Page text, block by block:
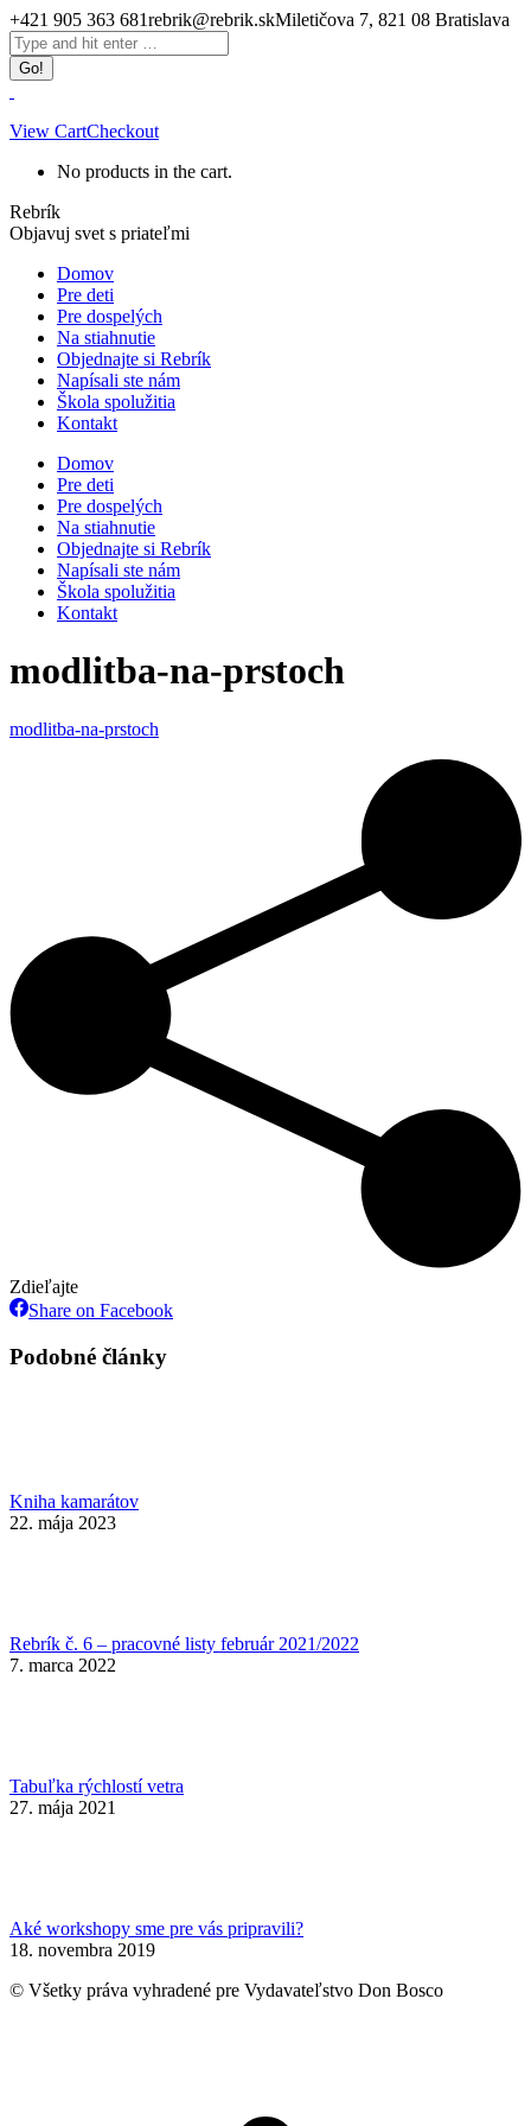
Skip
to
content
+421 905 363 681rebrik@rebrik.skMiletičova 7, 821 08 Bratislava
Facebook
page
opens
in
new
window
Search:
View CartCheckout
No products in the cart.
Rebrík
Objavuj svet s priateľmi
Domov
Pre deti
Pre dospelých
Na stiahnutie
Objednajte si Rebrík
Napísali ste nám
Škola spolužitia
Kontakt
Domov
Pre deti
Pre dospelých
Na stiahnutie
Objednajte si Rebrík
Napísali ste nám
Škola spolužitia
Kontakt
modlitba-na-prstoch
modlitba-na-prstoch
Zdieľajte
Share on FacebookShare
Podobné články
Kniha kamarátov
22. mája 2023
Rebrík č. 6 – pracovné listy február 2021/2022
7. marca 2022
Tabuľka rýchlostí vetra
27. mája 2021
Aké workshopy sme pre vás pripravili?
18. novembra 2019
© Všetky práva vyhradené pre Vydavateľstvo Don Bosco